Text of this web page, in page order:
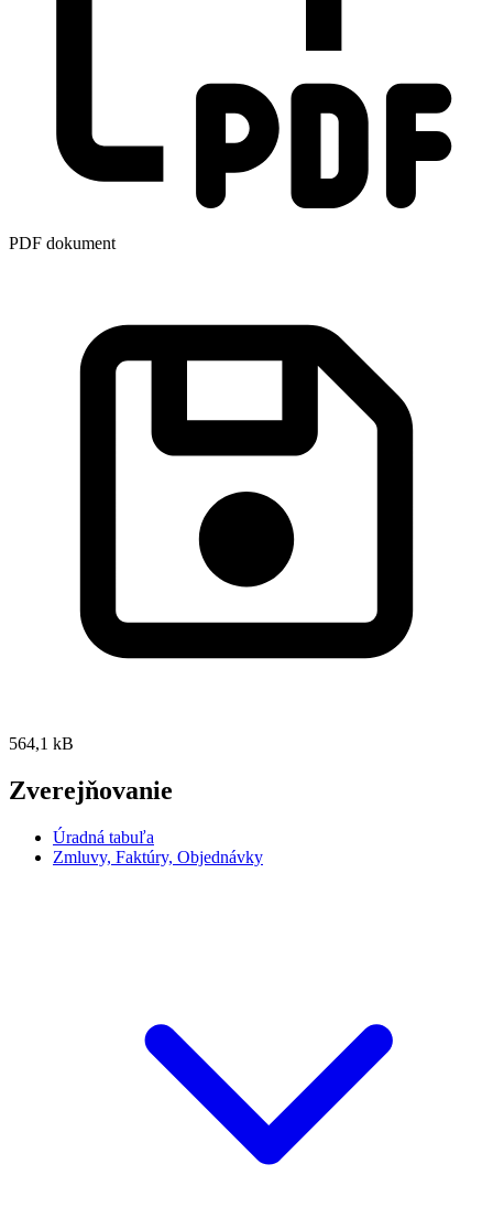
PDF dokument
564,1 kB
Zverejňovanie
Úradná tabuľa
Zmluvy, Faktúry, Objednávky